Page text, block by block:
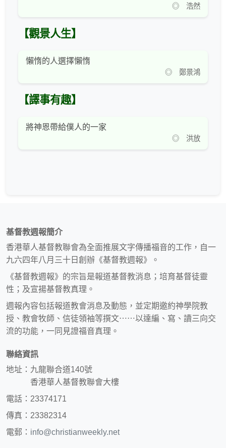
◎ 浩然
【觀景人生】
懶惰的人選擇懶惰
◎ 鄭景鴻
【譯事有趣】
將神恩帶給僕人的一家
◎ 洪放
基督教週報簡介
香港華人基督教聯會為全面推展文字傳播福音的工作，自一
九六四年八月三十日創辦《基督教週報》。
《基督教週報》的宗旨是報道基督教消息；培育基督徒靈
性；及宣揚基督教真理。
週報內容包括報道教會消息及動態，並定期邀約神學院教
授、教會牧師、信徒領袖等撰文⋯⋯以達編、寫、讀三向交
流的功能，一同見證福音真理。
聯絡資訊
地址：九龍聯合道140號
香港華人基督教聯會大樓
電話：23374171
傳真：23382314
電郵： info@christianweekly.net